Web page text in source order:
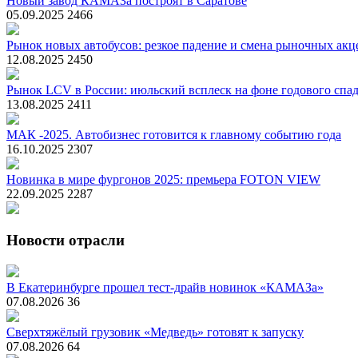
05.09.2025 2466
Рынок новых автобусов: резкое падение и смена рыночных
12.08.2025 2450
Рынок LCV в России: июльский всплеск на фоне годового
13.08.2025 2411
МАК -2025. Автобизнес готовится к главному событию года
16.10.2025 2307
Новинка в мире фургонов 2025: премьера FOTON VIEW
22.09.2025 2287
Новости отрасли
В Екатеринбурге прошел тест-драйв новинок «КАМАЗа»
07.08.2026 36
Сверхтяжёлый грузовик «Медведь» готовят к запуску
07.08.2026 64